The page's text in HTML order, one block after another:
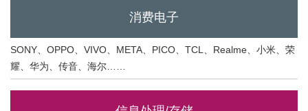
消费电子
SONY、OPPO、VIVO、META、PICO、TCL、Realme、小米、荣
耀、华为、传音、海尔……